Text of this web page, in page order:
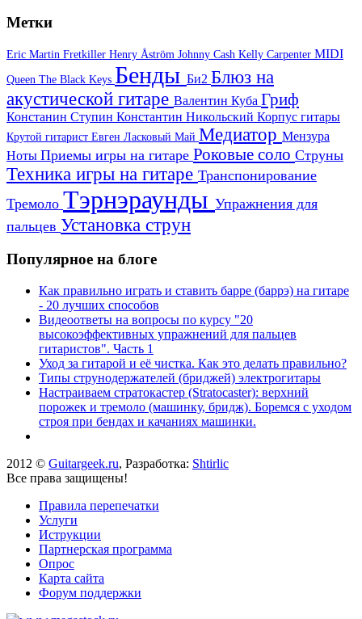
Метки
Eric Martin Fretkiller Henry Åström Johnny Cash Kelly Carpenter MIDI
Queen The Black Keys Бенды Би2 Блюз на
акустической гитаре Валентин Куба Гриф
Констанин Ступин Константин Никольский Корпус гитары
Крутой гитарист Евген Ласковый Май Медиатор Мензура
Ноты Приемы игры на гитаре Роковые соло Струны
Техника игры на гитаре Транспонирование
Тремоло Тэрнэраунды Упражнения для
пальцев Установка струн
Популярное на блоге
Как правильно играть и ставить барре (баррэ) на гитаре
- 20 лучших способов
Видеоответы на вопросы по курсу "20
высокоэффективных упражнений для пальцев
гитаристов". Часть 1
Уход за гитарой и её чистка. Как это делать правильно?
Типы струнодержателей (бриджей) электрогитары
Настраиваем стратокастер (Stratocaster): верхний
порожек и тремоло (машинку, бридж). Боремся с уходом
строя при бендах и качаниях машинки.
2012 © Guitargeek.ru, Разработка: Shtirlic
Все права защищены!
Правила перепечатки
Услуги
Иструкции
Партнерская программа
Опрос
Карта сайта
Форум поддержки